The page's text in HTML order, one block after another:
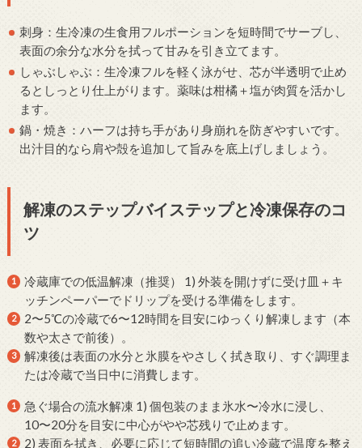
刺身：生冷凍の生食用フルポーションを短時間でサーブし、
表面の余分な水分を拭って甘みを引き立てます。
しゃぶしゃぶ：生冷凍フルを軽く泳がせ、芯が半透明で止め
るとしっとり仕上がります。薬味は柑橘＋塩が肉質を活かし
ます。
鍋・焼き：ハーフは持ち手があり身崩れを防ぎやすいです。
出汁目的なら肩や殻を追加して旨みを底上げしましょう。
解凍のステップバイステップと冷凍保存のコ
ツ
冷蔵庫での低温解凍（推奨） 1) 外装を開けずに受け皿＋キ
ッチンペーパーでドリップを受ける準備をします。
2〜5℃の冷蔵で6〜12時間を目安にゆっくり解凍します（本
数や太さで前後）。
解凍後は表面の水分と氷膜をやさしく拭き取り、すぐ調理ま
たは冷蔵で当日中に消費します。
急ぐ場合の流水解凍 1) 個包装のまま氷水〜冷水に浸し、
10〜20分を目安に中心がやや芯残りで止めます。
2) 表面を拭き、必要に応じて短時間の追い冷蔵で温度を整え